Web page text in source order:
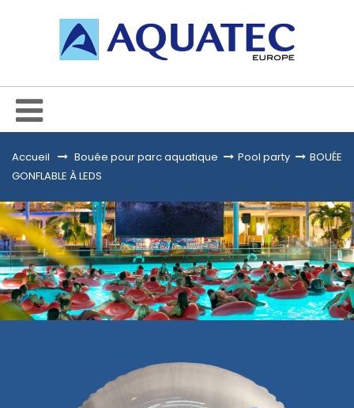
Accueil &gt;Bouée pour parc aquatique > Pool party > BOUÉE
GONFLABLE À LEDS